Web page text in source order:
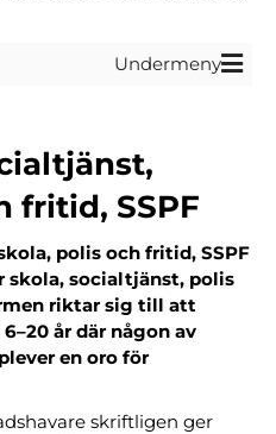
Undermeny
fritid, SSPF
polis och fritid, SSPF
skola, socialtjänst, polis
riktar sig till att
år där någon av
en oro för
skriftligen ger